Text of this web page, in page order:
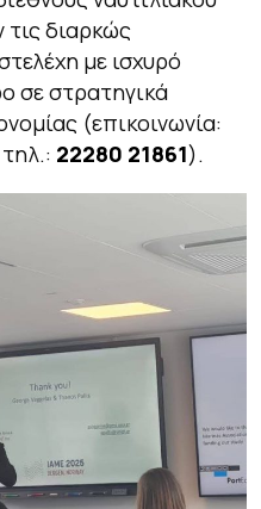
τις διαρκώς
με ισχυρό
σε στρατηγικά
(επικοινωνία:
22280 21861).